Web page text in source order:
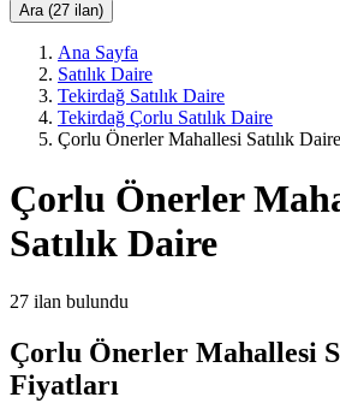
Ara (27 ilan)
Ana Sayfa
Satılık Daire
Tekirdağ Satılık Daire
Tekirdağ Çorlu Satılık Daire
Çorlu Önerler Mahallesi Satılık Daire
Çorlu Önerler
Satılık Daire
27 ilan bulundu
Çorlu Önerler Mahallesi
Fiyatları